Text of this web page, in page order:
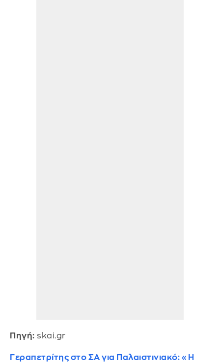
Πηγή: skai.gr
Γεραπετρίτης στο ΣΑ για Παλαιστινιακό: «Η